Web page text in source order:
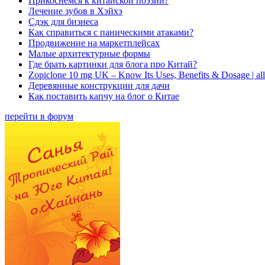
Лечение зубов в Хэйхэ
Сдэк для бизнеса
Как справиться с паническими атаками?
Продвижение на маркетплейсах
Малые архитектурные формы
Где брать картинки для блога про Китай?
Zopiclone 10 mg UK – Know Its Uses, Benefits & Dosage |
Деревянные конструкции для дачи
Как поставить капчу на блог о Китае
перейти в форум